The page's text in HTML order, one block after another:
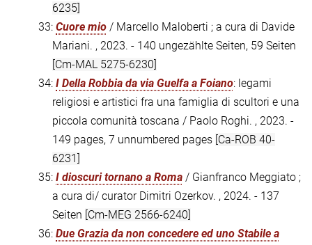
6235]
33: Cuore mio / Marcello Maloberti ; a cura di Davide
Mariani. , 2023. - 140 ungezählte Seiten, 59 Seiten
[Cm-MAL 5275-6230]
34: I Della Robbia da via Guelfa a Foiano: legami
religiosi e artistici fra una famiglia di scultori e una
piccola comunità toscana / Paolo Roghi. , 2023. -
149 pages, 7 unnumbered pages [Ca-ROB 40-
6231]
35: I dioscuri tornano a Roma / Gianfranco Meggiato ;
a cura di/ curator Dimitri Ozerkov. , 2024. - 137
Seiten [Cm-MEG 2566-6240]
36: Due Grazia da non concedere ed uno Stabile a